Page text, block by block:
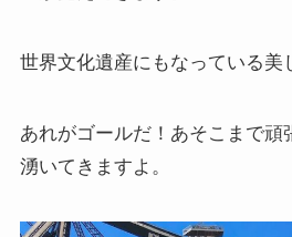
世界文化遺産にもなっている美
あれがゴールだ！あそこまで頑
湧いてきますよ。